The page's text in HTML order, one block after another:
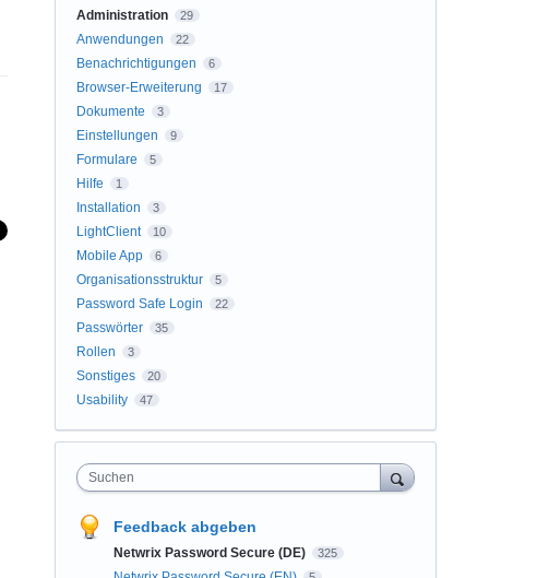
Administration
29
Anwendungen 22
Benachrichtigungen 6
Browser-Erweiterung 17
Dokumente 3
Einstellungen 9
Formulare 5
Hilfe 1
Installation 3
LightClient 10
Mobile App 6
Organisationsstruktur 5
Password Safe Login 22
Passwörter 35
Rollen 3
Sonstiges 20
Usability 47
Suchen
Feedback abgeben
Netwrix Password Secure (DE) 325